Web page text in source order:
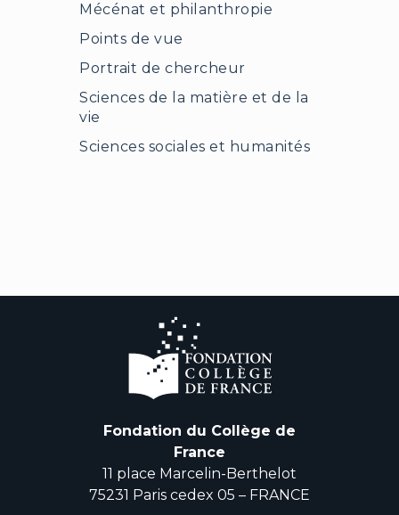
Mécénat et philanthropie
Points de vue
Portrait de chercheur
Sciences de la matière et de la
vie
Sciences sociales et humanités
Fondation du Collège de
France
11 place Marcelin-Berthelot
75231 Paris cedex 05 – FRANCE